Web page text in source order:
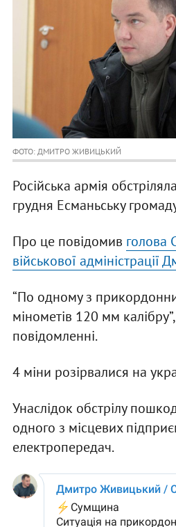
ФОТО: ДМИТРО ЖИВИЦЬКИЙ
Російська армія
грудня Есманьську
Про це повідомив голова
військової
“По одному з
мінометів 120 мм
повідомленні.
4 міни розірвалися на
Унаслідок обстрілу
одного з місцевих
електропередач.